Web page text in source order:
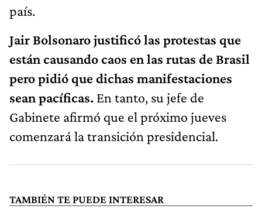
país.
Jair Bolsonaro justificó las protestas que
están causando caos en las rutas de Brasil
pero pidió que dichas manifestaciones
sean pacíficas. En tanto, su jefe de
Gabinete afirmó que el próximo jueves
comenzará la transición presidencial.
TAMBIÉN TE PUEDE INTERESAR